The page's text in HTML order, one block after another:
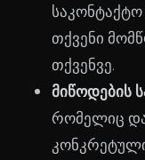
თქვენი
თქვენვე.
მიწოდების
რომელიც